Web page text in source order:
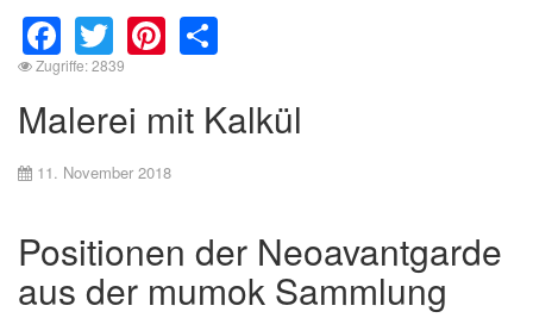
Facebook
TwitterPinterest
Zugriffe: 2839
Malerei mit Kalkül
11. November 2018
Positionen der Neoavantgarde
aus der mumok Sammlung